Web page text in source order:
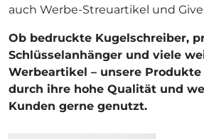
auch Werbe-Streuartikel und
Ob bedruckte Kugelschreiber,
Schlüsselanhänger und viele
Werbeartikel – unsere Produkte
durch ihre hohe Qualität und
Kunden gerne genutzt.